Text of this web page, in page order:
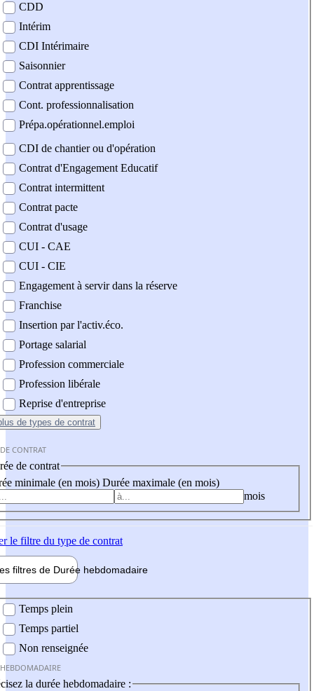
CDD
Intérim
CDI Intérimaire
Saisonnier
Contrat apprentissage
Cont. professionnalisation
Prépa.opérationnel.emploi
CDI de chantier ou d'opération
Contrat d'Engagement Educatif
Contrat intermittent
Contrat pacte
Contrat d'usage
CUI - CAE
CUI - CIE
Engagement à servir dans la réserve
Franchise
Insertion par l'activ.éco.
Portage salarial
Profession commerciale
Profession libérale
Reprise d'entreprise
de types de contrat
CONTRAT
de contrat
minimale (en mois) Durée maximale (en mois)
mois
le filtre du type de contrat
filtres de Durée hebdomadaire
Temps plein
Temps partiel
Non renseignée
la durée hebdomadaire :